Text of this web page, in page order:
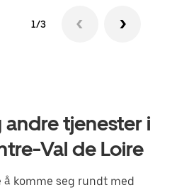
1/3
tjenester i
Val de Loire
å komme seg rundt med